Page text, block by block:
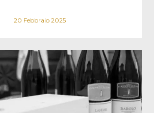
20 Febbraio 2025